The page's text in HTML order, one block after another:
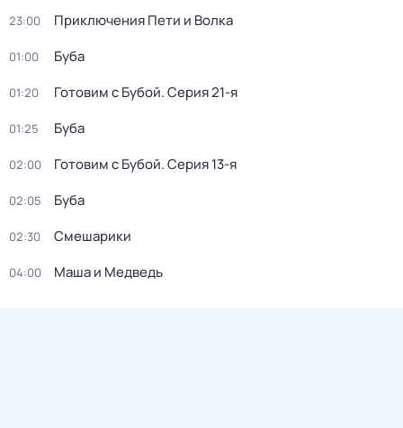
23:00 Приключения Пети и Волка
01:00 Буба
01:20 Готовим с Бубой. Серия 21-я
01:25 Буба
02:00 Готовим с Бубой. Серия 13-я
02:05 Буба
02:30 Смешарики
04:00 Маша и Медведь